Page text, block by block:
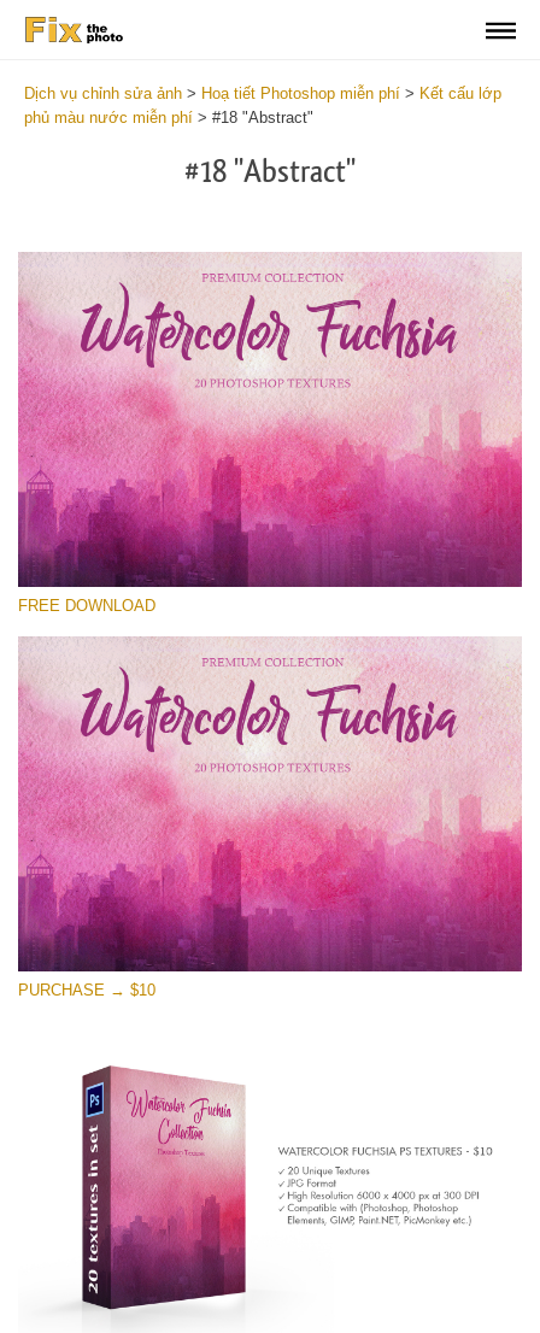
Dịch vụ chỉnh sửa ảnh > Hoạ tiết Photoshop miễn phí > Kết cấu lớp
phủ màu nước miễn phí > #18 "Abstract"
#18 "Abstract"
Xin hãy lựa chọn
Small 800*533px
Watercolor Fuchsia
(20 Textures)
Large 6000*4000px
Entire Collection
(1783 Overlays)
Large 6000*4000px
Tải xuống miễn phí
FREE DOWNLOAD
PURCHASE → $10